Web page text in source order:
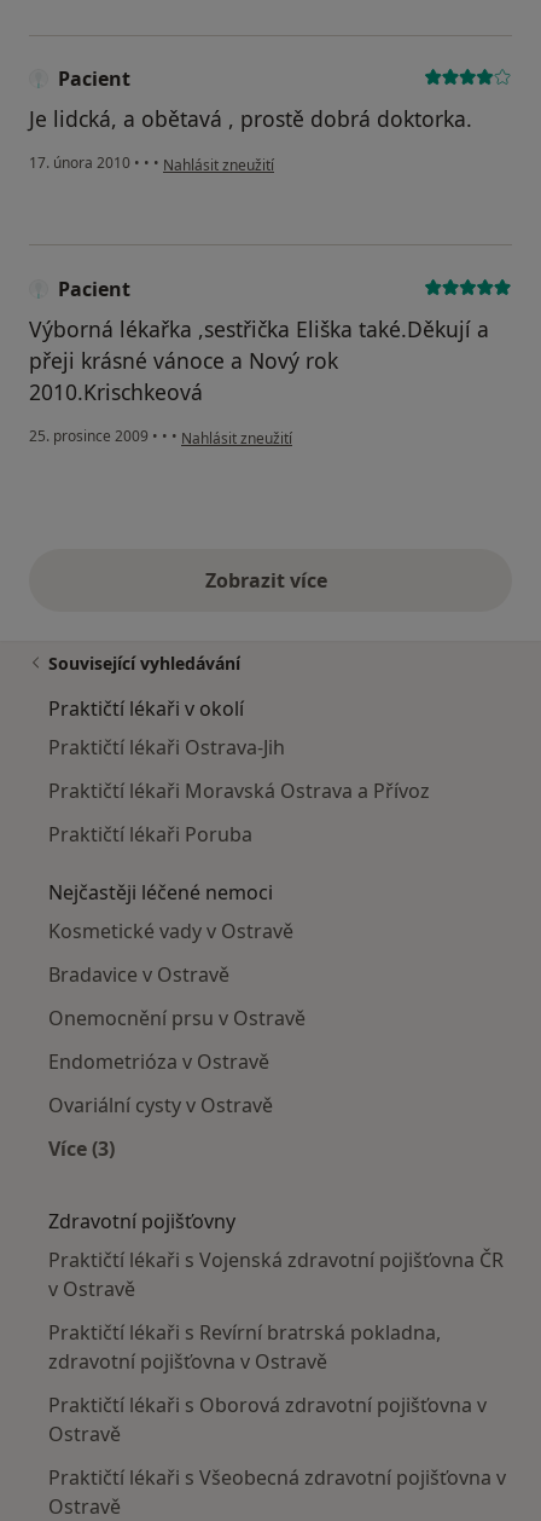
Pacient
Je lidcká, a obětavá , prostě dobrá doktorka.
17. února 2010 • • • podle názoru uživatele Pacient
Nahlásit zneužití
Pacient
Výborná lékařka ,sestřička Eliška také.Děkují a
přeji krásné vánoce a Nový rok
2010.Krischkeová
25. prosince 2009 • • • podle názoru uživatele Pacient
Nahlásit zneužití
Zobrazit vícevýše uvedené názory
Související vyhledávání
Praktičtí lékaři v okolí
Praktičtí lékaři Ostrava-Jih
Praktičtí lékaři Moravská Ostrava a Přívoz
Praktičtí lékaři Poruba
Nejčastěji léčené nemoci
Kosmetické vady v Ostravě
Bradavice v Ostravě
Onemocnění prsu v Ostravě
Endometrióza v Ostravě
Ovariální cysty v Ostravě
Více (3)
Zdravotní pojišťovny
Praktičtí lékaři s Vojenská zdravotní pojišťovna ČR
v Ostravě
Praktičtí lékaři s Revírní bratrská pokladna,
zdravotní pojišťovna v Ostravě
Praktičtí lékaři s Oborová zdravotní pojišťovna v
Ostravě
Praktičtí lékaři s Všeobecná zdravotní pojišťovna v
Ostravě